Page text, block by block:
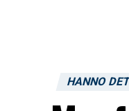
HANNO